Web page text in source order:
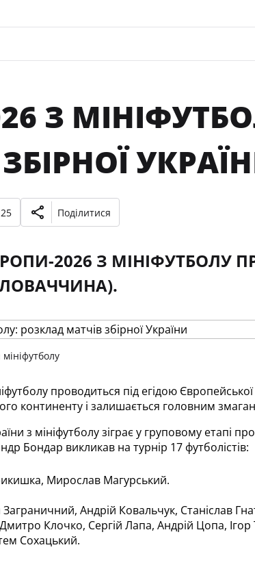
З
Поділитися
2026 З МІНІФУТБОЛУ
проводиться під егідою Європейської
континенту і залишається головним
з мініфутболу зіграє у груповому етапі
Бондар викликав на турнір 17 футболістів:
Мирослав Магурський.
Заграничний, Андрій Ковальчук, Станіслав
Дмитро Клочко, Сергій Лапа, Андрій Цопа,
Сохацький.